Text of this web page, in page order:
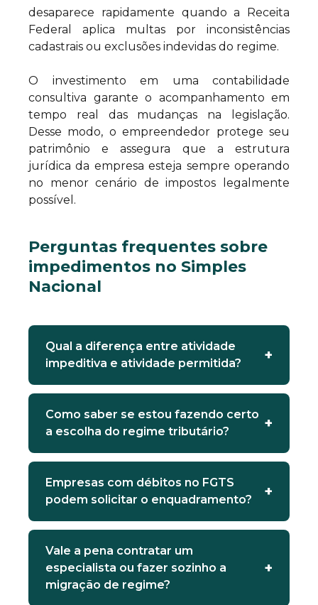
desaparece rapidamente quando a Receita
Federal aplica multas por inconsistências
cadastrais ou exclusões indevidas do regime.
O investimento em uma contabilidade
consultiva garante o acompanhamento em
tempo real das mudanças na legislação.
Desse modo, o empreendedor protege seu
patrimônio e assegura que a estrutura
jurídica da empresa esteja sempre operando
no menor cenário de impostos legalmente
possível.
Perguntas frequentes sobre
impedimentos no Simples
Nacional
Qual a diferença entre atividade
impeditiva e atividade permitida?
Como saber se estou fazendo certo
a escolha do regime tributário?
Empresas com débitos no FGTS
podem solicitar o enquadramento?
Vale a pena contratar um
especialista ou fazer sozinho a
migração de regime?